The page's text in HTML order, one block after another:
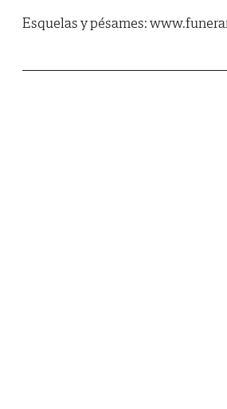
Esquelas y pésames: